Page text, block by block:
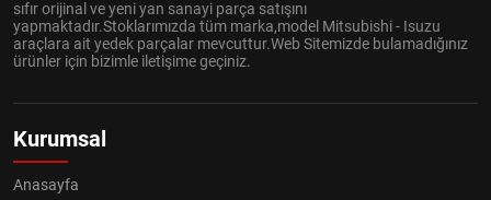
sıfır orijinal ve yeni yan sanayi parça satışını
yapmaktadır.Stoklarımızda tüm marka,model Mitsubishi - Isuzu
araçlara ait yedek parçalar mevcuttur.Web Sitemizde bulamadığınız
ürünler için bizimle iletişime geçiniz.
Kurumsal
Anasayfa